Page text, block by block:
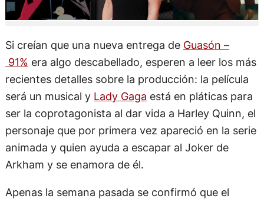
Si creían que una nueva entrega de Guasón –
91% era algo descabellado, esperen a leer los más
recientes detalles sobre la producción: la película
será un musical y Lady Gaga está en pláticas para
ser la coprotagonista al dar vida a Harley Quinn, el
personaje que por primera vez apareció en la serie
animada y quien ayuda a escapar al Joker de
Arkham y se enamora de él.
Apenas la semana pasada se confirmó que el